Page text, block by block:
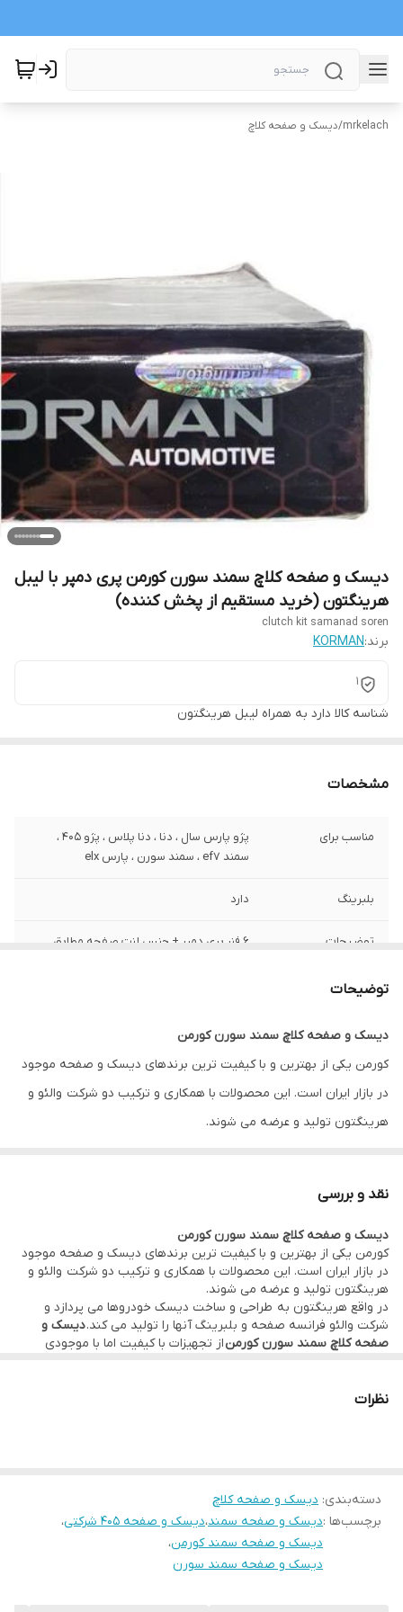
mrkelach
/دیسک و صفحه کلاچ
دیسک و صفحه کلاچ سمند سورن کورمن پری دمپر با لیبل
هرینگتون (خرید مستقیم از پخش کننده)
clutch kit samanad soren
برند:KORMAN
1
شناسه کالا دارد به همراه لیبل هرینگتون
مشخصات
مناسب برای
پژو پارس سال ، دنا ، دنا پلاس ، پژو 405 ،
سمند ef7 ، سمند سورن ، پارس elx
بلبرینگ دارد
توضیحات
6 فنر پری دمپر + جنس لنت صفحه مطابق
توضیحات
دیسک و صفحه کلاچ سمند سورن کورمن
کورمن یکی از بهترین و با کیفیت ترین برندهای دیسک و صفحه موجود
در بازار ایران است. این محصولات با همکاری و ترکیب دو شرکت والئو و
هرینگتون تولید و عرضه می شوند.
بسیار محدود در بازار است. شما می توانید بهترین دیسک و صفحه
سمند سورنرا از ما خریداری کنید.
نقد و بررسی
دیسک و صفحه کلاچ سمند سورن کورمن
کورمن یکی از بهترین و با کیفیت ترین برندهای دیسک و صفحه موجود
در بازار ایران است. این محصولات با همکاری و ترکیب دو شرکت والئو و
هرینگتون تولید و عرضه می شوند.
در واقع هرینگتون به طراحی و ساخت دیسک خودروها می پردازد و
شرکت والئو فرانسه صفحه و بلبرینگ آنها را تولید می کند.دیسک و
صفحه کلاچ سمند سورن کورمناز تجهیزات با کیفیت اما با موجودی
نظرات
دسته‌بندی: دیسک و صفحه کلاچ
برچسب‌ها :دیسک و صفحه سمند،دیسک و صفحه 405 شرکتی
،
دیسک و صفحه سمند کورمن،
دیسک و صفحه سمند سورن